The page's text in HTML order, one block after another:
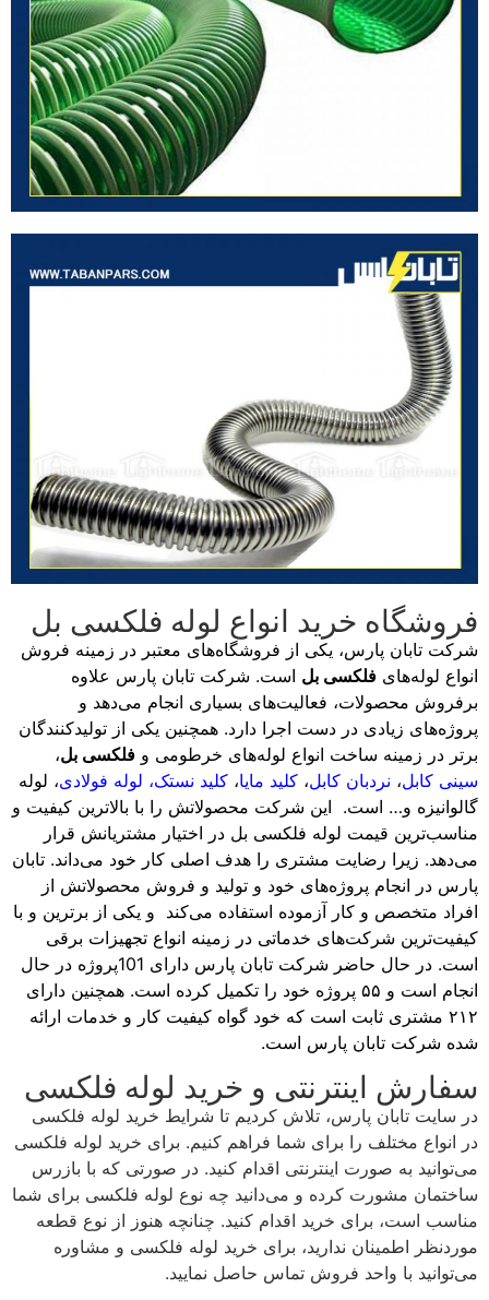
فروشگاه خرید انواع لوله فلکسی بل
شرکت تابان پارس، یکی از فروشگاه‌های معتبر در زمینه فروش
انواع لوله‌های فلکسی بل است. شرکت تابان پارس علاوه
برفروش محصولات، فعالیت‌های بسیاری انجام می‌دهد و
پروژه‌های زیادی در دست اجرا دارد. همچنین یکی از تولیدکنندگان
برتر در زمینه ساخت انواع لوله‌های خرطومی و فلکسی بل،
سینی کابل، نردبان کابل، کلید مایا، کلید نستک، لوله فولادی، لوله
گالوانیزه و… است. این شرکت محصولاتش را با بالاترین کیفیت و
مناسب‌ترین قیمت لوله فلکسی بل در اختیار مشتریانش قرار
می‌دهد. زیرا رضایت مشتری را هدف اصلی کار خود می‌داند. تابان
پارس در انجام پروژه‌های خود و تولید و فروش محصولاتش از
افراد متخصص و کار آزموده استفاده می‌کند و یکی از برترین و با
کیفیت‌ترین شرکت‌های خدماتی در زمینه انواع تجهیزات برقی
است. در حال حاضر شرکت تابان پارس دارای 101پروژه در حال
انجام است و ۵۵ پروژه خود را تکمیل کرده است. همچنین دارای
۲۱۲ مشتری ثابت است که خود گواه کیفیت کار و خدمات ارائه
شده شرکت تابان پارس است.
سفارش اینترنتی و خرید لوله فلکسی
در سایت تابان پارس، تلاش کردیم تا شرایط خرید لوله فلکسی
در انواع مختلف را برای شما فراهم کنیم. برای خرید لوله فلکسی
می‌توانید به صورت اینترنتی اقدام کنید. در صورتی که با بازرس
ساختمان مشورت کرده و می‌دانید چه نوع لوله فلکسی برای شما
مناسب است، برای خرید اقدام کنید. چنانچه هنوز از نوع قطعه
موردنظر اطمینان ندارید، برای خرید لوله فلکسی و مشاوره
می‌توانید با واحد فروش تماس حاصل نمایید.